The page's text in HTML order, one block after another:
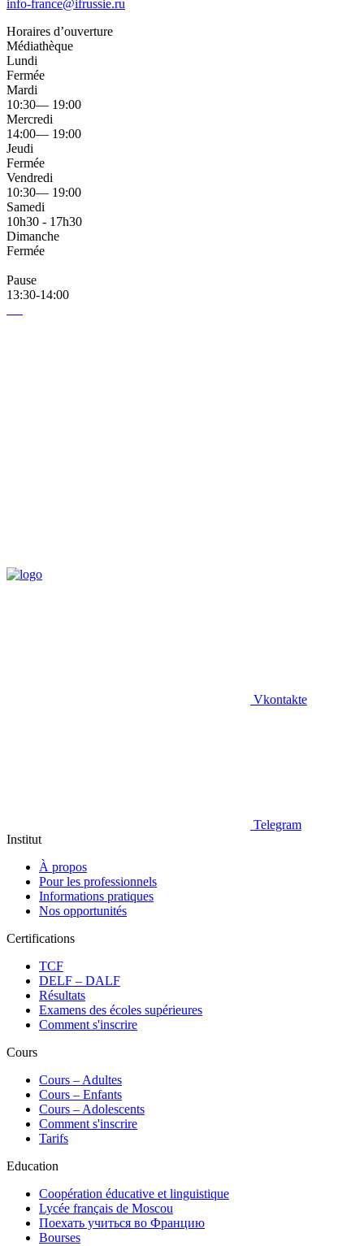
info-france@ifrussie.ru
Horaires d’ouverture
Médiathèque
Lundi
Fermée
Mardi
10:30— 19:00
Mercredi
14:00— 19:00
Jeudi
Fermée
Vendredi
10:30— 19:00
Samedi
10h30 - 17h30
Dimanche
Fermée
Pause
13:30-14:00
Vkontakte
Telegram
Institut
À propos
Pour les professionnels
Informations pratiques
Nos opportunités
Certifications
TCF
DELF – DALF
Résultats
Examens des écoles supérieures
Comment s'inscrire
Cours
Сours – Adultes
Cours – Enfants
Cours – Adolescents
Comment s'inscrire
Tarifs
Education
Coopération éducative et linguistique
Lycée français de Moscou
Поехать учиться во Францию
Bourses